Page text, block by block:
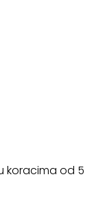
koracima od 5